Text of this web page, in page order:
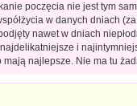
poczęcia nie jest tym
w danych dniach
nawet w dniach
i
najlepsze. Nie ma tu